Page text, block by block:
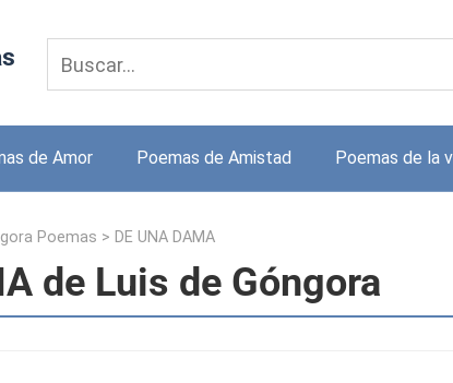
de Amor Poemas de Amistad Poemas de la
Poemas > DE UNA DAMA
de Luis de Góngora